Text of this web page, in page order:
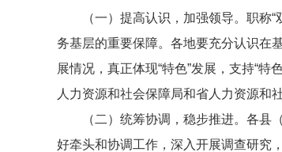
（一）提高认识，加强领导。职称
务基层的重要保障。各地要充分认识在
展情况，真正体现“特色”发展，支持“
人力资源和社会保障局和省人力资源和
（二）统筹协调，稳步推进。各
好牵头和协调工作，深入开展调查研究